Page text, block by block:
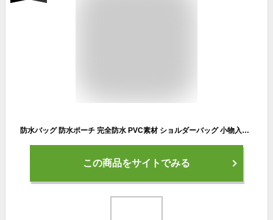
防水バッグ 防水ポーチ 完全防水 PVC素材 ショルダーバッグ 小物入れ 防水ケース 海水浴 プール 釣り バイク アウトドア 軽量 防水ウエストポーチ バッグ
この商品をサイトでみる